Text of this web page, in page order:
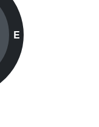
E